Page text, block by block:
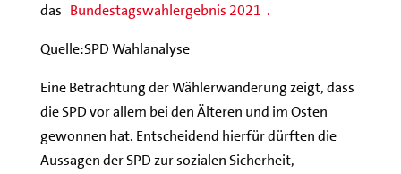
das Bundestagswahlergebnis 2021 .
Quelle:SPD Wahlanalyse
Eine Betrachtung der Wählerwanderung zeigt, dass
die SPD vor allem bei den Älteren und im Osten
gewonnen hat. Entscheidend hierfür dürften die
Aussagen der SPD zur sozialen Sicherheit,